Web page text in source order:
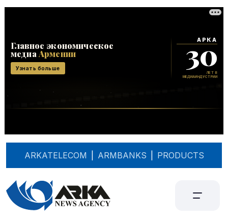
ARKATELECOM ARMBANKS PRODUCTS